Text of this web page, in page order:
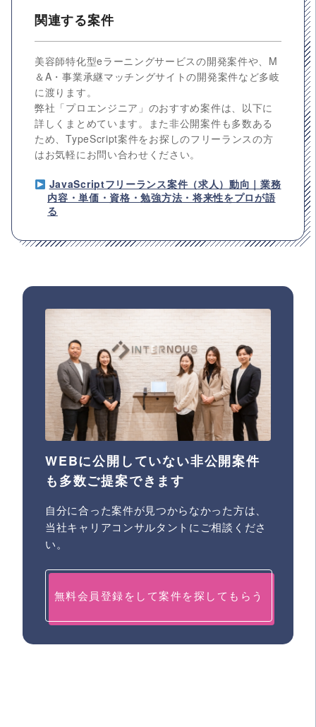
関連する案件
美容師特化型eラーニングサービスの開発案件や、M
＆A・事業承継マッチングサイトの開発案件など多岐
に渡ります。
弊社「プロエンジニア」のおすすめ案件は、以下に
詳しくまとめています。また非公開案件も多数ある
ため、TypeScript案件をお探しのフリーランスの方
はお気軽にお問い合わせください。
JavaScriptフリーランス案件（求人）動向｜業務
内容・単価・資格・勉強方法・将来性をプロが語
る
WEBに公開していない非公開案件
も多数ご提案できます
自分に合った案件が見つからなかった方は、
当社キャリアコンサルタントにご相談くださ
い。
無料会員登録をして案件を探してもらう